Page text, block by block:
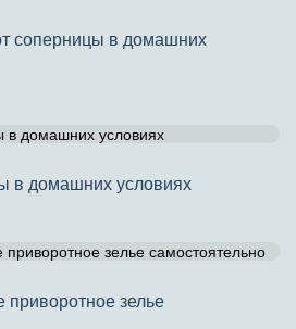
соперницы в домашних
в домашних условиях
приворотное зелье